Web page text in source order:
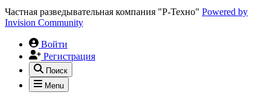
Частная разведывательная компания "Р-Техно" Powered by
Invision Community
Войти
Регистрация
Поиск
Menu